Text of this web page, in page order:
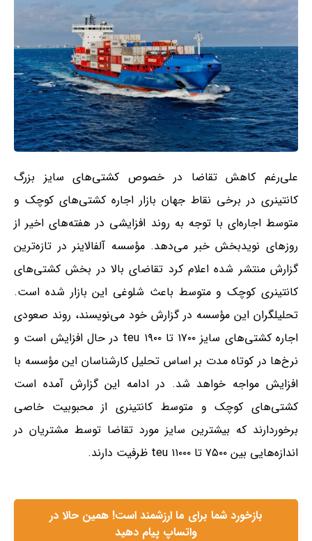
علی‌رغم کاهش تقاضا در خصوص کشتی‌های سایز بزرگ
کانتینری در برخی نقاط جهان بازار اجاره کشتی‌های کوچک و
متوسط اجاره‌ای با توجه به روند افزایشی در هفته‌های اخیر از
روز‌های نوید‌بخش خبر می‌دهد. مؤسسه آلفا‌لاینر در تازه‌ترین
گزارش منتشر شده اعلام کرد تقاضای بالا در بخش کشتی‌های
کانتینری کوچک و متوسط باعث شلوغی این بازار شده است.
تحلیلگران این مؤسسه در گزارش خود می‌نویسند، روند صعودی
اجاره کشتی‌های سایز ۱۷۰۰ تا ۱۹۰۰ teu در حال افزایش است و
نرخ‌ها در کوتاه مدت بر اساس تحلیل کارشناسان این مؤسسه با
افزایش مواجه خواهد شد. در ادامه این گزارش آمده است
کشتی‌های کوچک و متوسط کانتینری از محبوبیت خاصی
برخوردارند که بیشترین سایز مورد تقاضا توسط مشتریان در
اندازه‌هایی بین ۷۵۰۰ تا ۱۱۰۰۰ teu ظرفیت دارند.
بازخورد شما برای ما ارزشمند است! همین حالا در
واتساپ پیام دهید